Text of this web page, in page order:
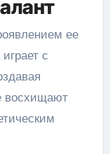
ее
с
восхищают